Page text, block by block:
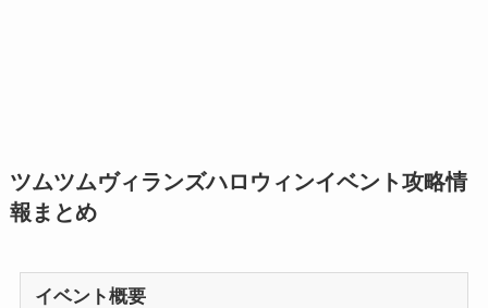
ツムツムヴィランズハロウィンイベント攻略情
報まとめ
イベント概要